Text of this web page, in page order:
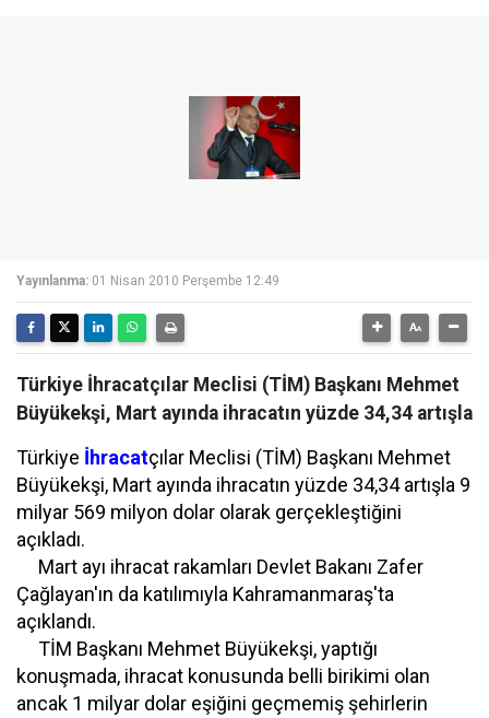
Yayınlanma: 01 Nisan 2010 Perşembe 12:49
Türkiye İhracatçılar Meclisi (TİM) Başkanı Mehmet
Büyükekşi, Mart ayında ihracatın yüzde 34,34 artışla
Türkiye İhracatçılar Meclisi (TİM) Başkanı Mehmet
Büyükekşi, Mart ayında ihracatın yüzde 34,34 artışla 9
milyar 569 milyon dolar olarak gerçekleştiğini
açıkladı.
Mart ayı ihracat rakamları Devlet Bakanı Zafer
Çağlayan'ın da katılımıyla Kahramanmaraş'ta
açıklandı.
TİM Başkanı Mehmet Büyükekşi, yaptığı
konuşmada, ihracat konusunda belli birikimi olan
ancak 1 milyar dolar eşiğini geçmemiş şehirlerin